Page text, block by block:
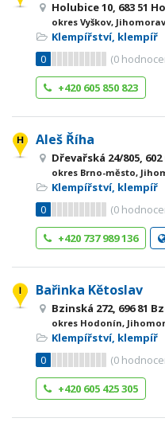
Holubice 10, 683 51
okres Vyškov,
Klempířství, klempíř
0
(0
+420 605 850 823
Aleš Říha
Dřevařská 24/805,
okres Brno-město,
Klempířství, klempíř
0
(0
+420 737 989 136
Bařinka Kětoslav
Bzinská 272, 696 81
okres Hodonín,
Klempířství, klempíř
0
(0
+420 605 425 305